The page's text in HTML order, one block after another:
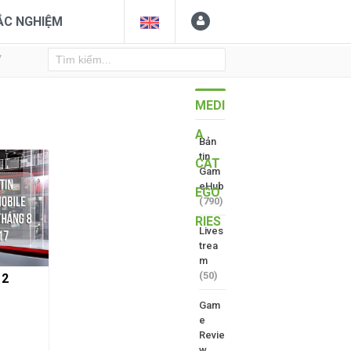
NGHIỆM
MEDI
A
CAT
EGO
RIES
Bản
tin
Gam
eHub
(790)
Lives
trea
m
(50)
Gam
e
Revie